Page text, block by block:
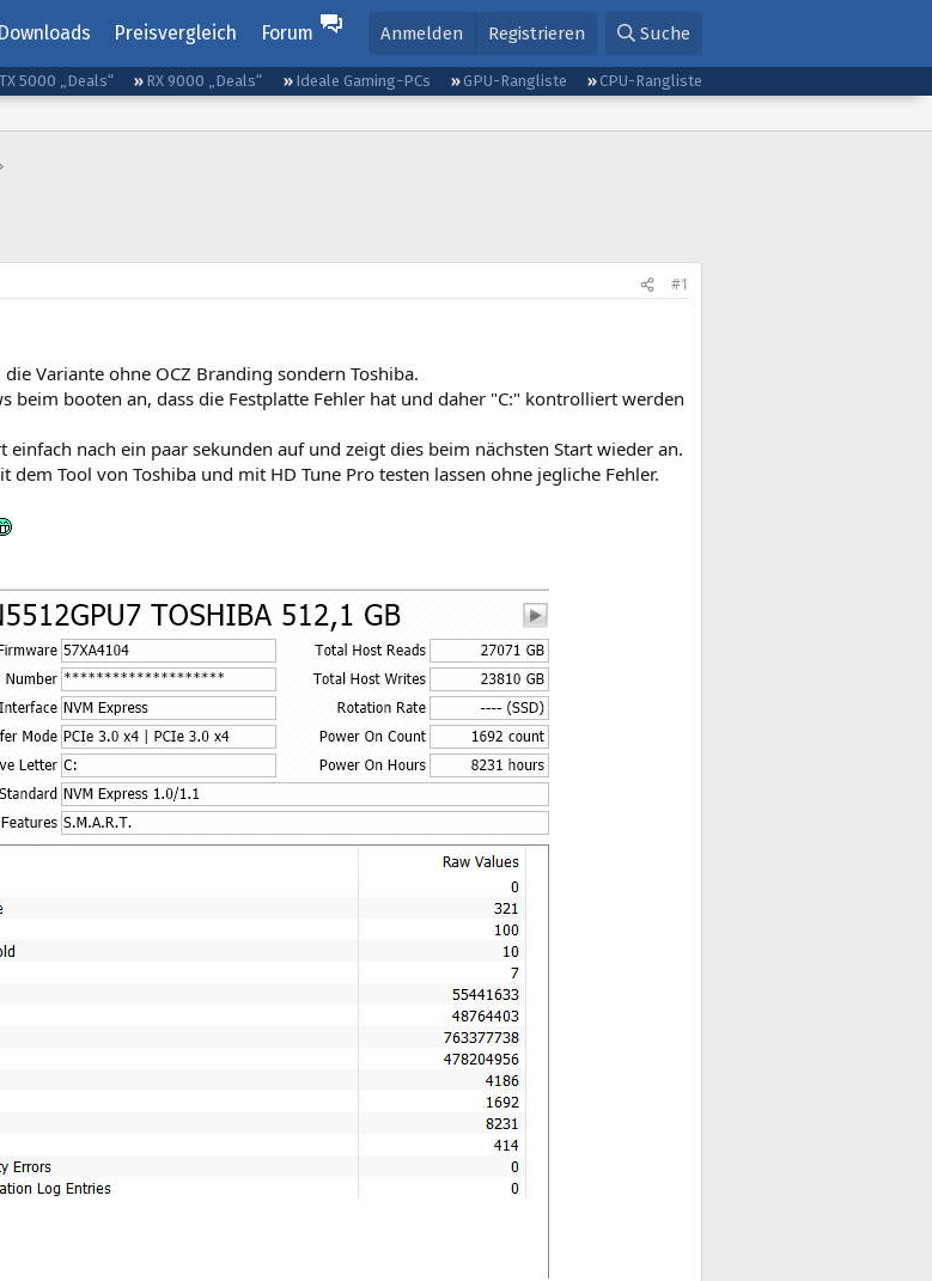
Downloads Preisvergleich Forum Anmelden Registrieren Suche
5000 „Deals“ RX 9000 „Deals“ Ideale Gaming-PCs GPU-Rangliste
CPU-Rangliste
#1
Variante ohne OCZ Branding sondern Toshiba.
beim booten an, dass die Festplatte Fehler hat und daher "C:" kontrolliert werden
nach ein paar sekunden auf und zeigt dies beim nächsten Start wieder an.
dem Tool von Toshiba und mit HD Tune Pro testen lassen ohne jegliche Fehler.